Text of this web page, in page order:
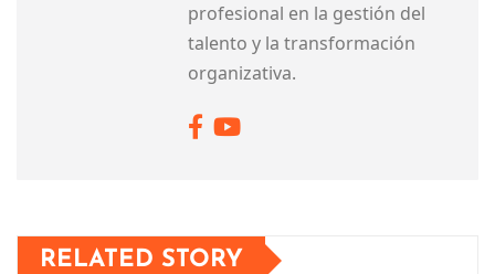
profesional en la gestión del
talento y la transformación
organizativa.
RELATED STORY